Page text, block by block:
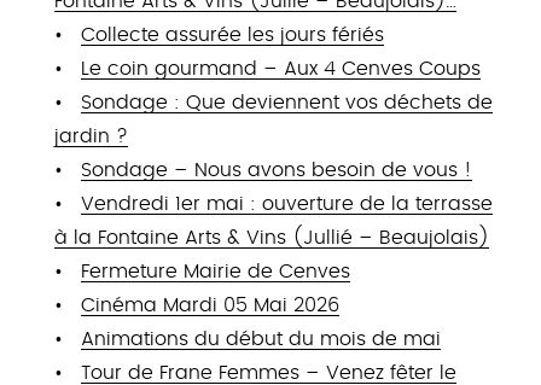
Collecte assurée les jours fériés
Le coin gourmand – Aux 4 Cenves Coups
Sondage : Que deviennent vos déchets de
jardin ?
Sondage – Nous avons besoin de vous !
Vendredi 1er mai : ouverture de la terrasse
à la Fontaine Arts & Vins (Jullié – Beaujolais)
Fermeture Mairie de Cenves
Cinéma Mardi 05 Mai 2026
Animations du début du mois de mai
Tour de Frane Femmes – Venez fêter le